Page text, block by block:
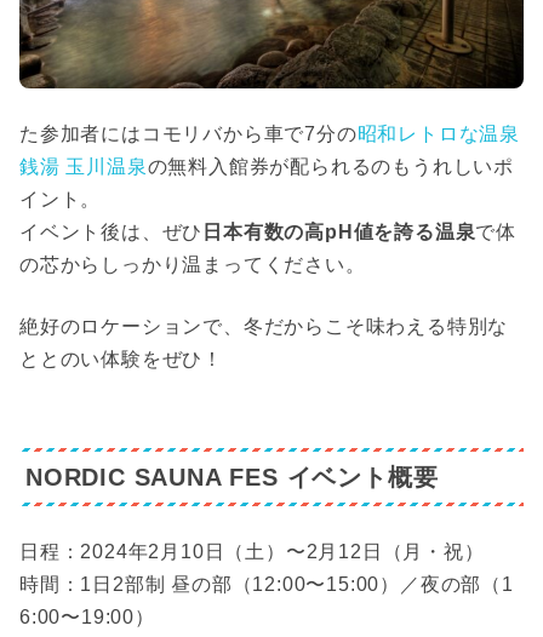
た参加者にはコモリバから車で7分の昭和レトロな温泉
銭湯 玉川温泉の無料入館券が配られるのもうれしいポ
イント。
イベント後は、ぜひ 日本有数の高pH値を誇る温泉で体
の芯からしっかり温まってください。
絶好のロケーションで、冬だからこそ味わえる特別な
ととのい体験をぜひ！
NORDIC SAUNA FES イベント概要
日程：2024年2月10日（土）〜2月12日（月・祝）
時間：1日2部制 昼の部（12:00〜15:00）／夜の部（1
6:00〜19:00）